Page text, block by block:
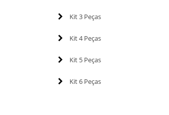
Kit 3 Peças
Kit 4 Peças
Kit 5 Peças
Kit 6 Peças